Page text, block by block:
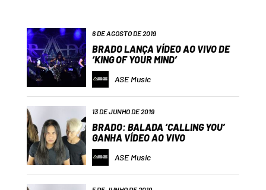
6 DE AGOSTO DE 2019
BRADO LANÇA VÍDEO AO VIVO DE
‘KING OF YOUR MIND’
ASE Music
13 DE JUNHO DE 2019
BRADO: BALADA ‘CALLING YOU’
GANHA VÍDEO AO VIVO
ASE Music